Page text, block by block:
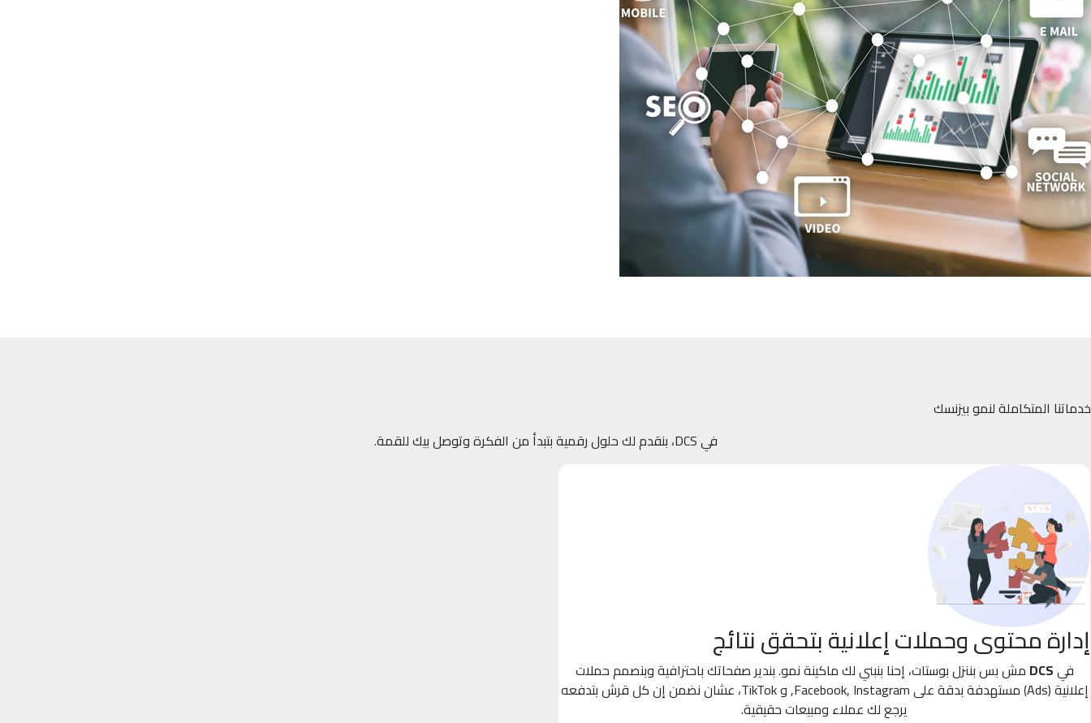
خدماتنا المتكاملة لنمو بيزنسك
في DCS، بنقدم لك حلول رقمية بتبدأ من الفكرة وتوصل بيك للقمة.
إدارة محتوى وحملات إعلانية بتحقق نتائج
فيDCS مش بس بننزل بوستات، إحنا بنبني لك ماكينة نمو. بندير صفحاتك باحترافية وبنصمم حملات
إعلانية (Ads) مستهدفة بدقة على Facebook, Instagram, و TikTok، عشان نضمن إن كل قرش بتدفعه
يرجع لك عملاء ومبيعات حقيقية.